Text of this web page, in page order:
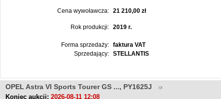
Cena wywoławcza: 21 210,00 zł
Rok produkcji: 2019 r.
Forma sprzedaży:
faktura VAT
Sprzedający:
STELLANTIS
OPEL Astra VI Sports Tourer GS ..., PY1625J
Koniec aukcji: 2026-08-11 12:08